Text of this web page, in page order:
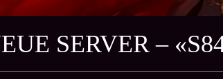
SERVER –